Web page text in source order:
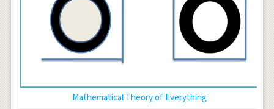
Mathematical Theory of Everything